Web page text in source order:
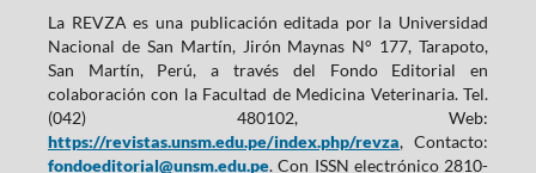
La REVZA es una publicación editada por la Universidad
Nacional de San Martín, Jirón Maynas N° 177, Tarapoto,
San Martín, Perú, a través del Fondo Editorial en
colaboración con la Facultad de Medicina Veterinaria. Tel.
(042) 480102, Web:
https://revistas.unsm.edu.pe/index.php/revza, Contacto:
fondoeditorial@unsm.edu.pe. Con ISSN electrónico 2810-